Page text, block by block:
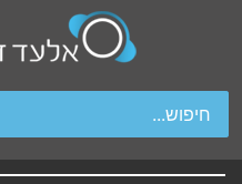
or with swipe gestures.